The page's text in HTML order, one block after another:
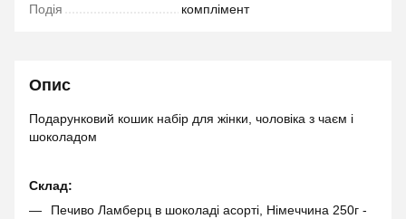
Подія комплімент
Опис
Подарунковий кошик набір для жінки, чоловіка з чаєм і
шоколадом
Склад:
Печиво Ламберц в шоколаді асорті, Німеччина 250г -